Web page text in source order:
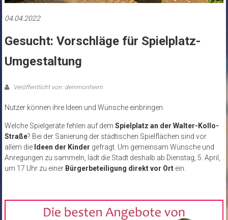
04.04.2022
Gesucht: Vorschläge für Spielplatz-
Umgestaltung
Veröffentlicht von: deinmonheim
Nutzer können ihre Ideen und Wünsche einbringen
Welche Spielgeräte fehlen auf dem Spielplatz an der Walter-Kollo-
Straße? Bei der Sanierung der städtischen Spielflächen sind vor
allem die Ideen der Kinder gefragt. Um gemeinsam Wünsche und
Anregungen zu sammeln, lädt die Stadt deshalb ab Dienstag, 5. April,
um 17 Uhr zu einer Bürgerbeteiligung direkt vor Ortein.